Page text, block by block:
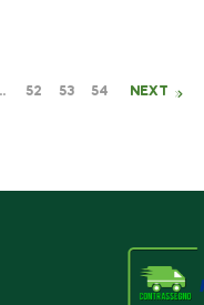
52 53 54 NEXT